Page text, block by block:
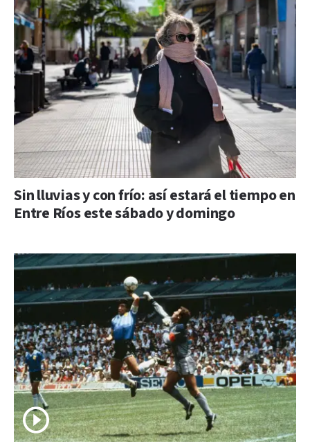
Sin lluvias y con frío: así estará el tiempo en
Entre Ríos este sábado y domingo